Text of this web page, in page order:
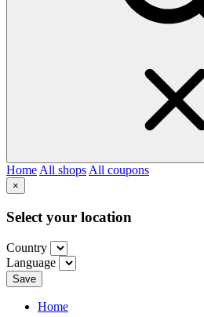
Home All shops All coupons
×
Select your location
Country
Language
Save
Home